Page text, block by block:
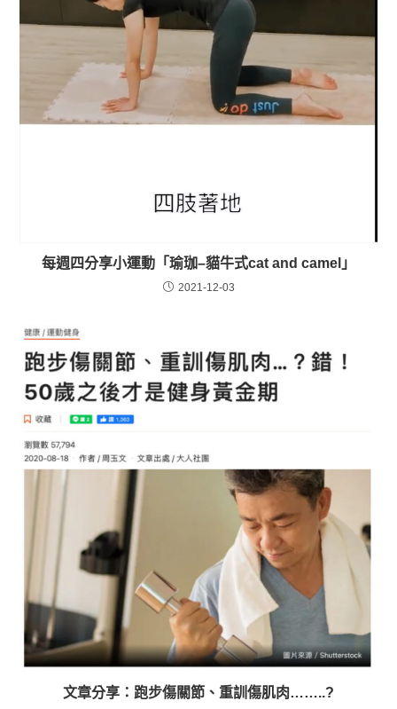
每週四分享小運動「瑜珈–貓牛式cat and camel」
2021-12-03
文章分享：跑步傷關節、重訓傷肌肉……..?